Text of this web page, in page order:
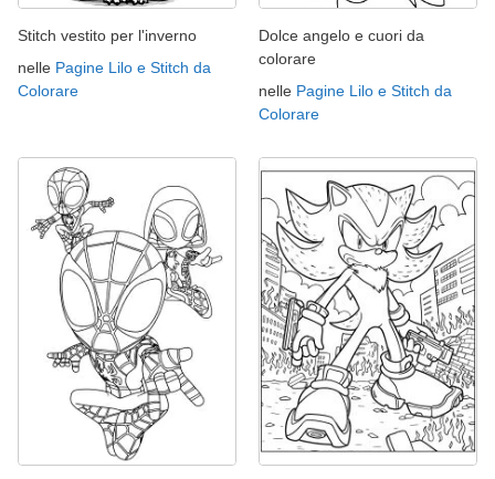
Stitch vestito per l'inverno
nelle Pagine Lilo e Stitch da
Colorare
Dolce angelo e cuori da
colorare
nelle Pagine Lilo e Stitch da
Colorare